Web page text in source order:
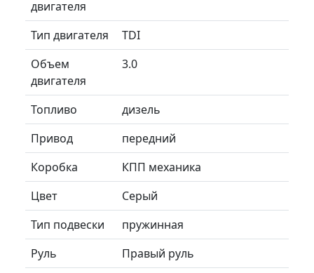
двигателя
Тип двигателя
TDI
Объем
двигателя
3.0
Топливо
дизель
Привод
передний
Коробка
КПП механика
Цвет
Серый
Тип подвески
пружинная
Руль
Правый руль